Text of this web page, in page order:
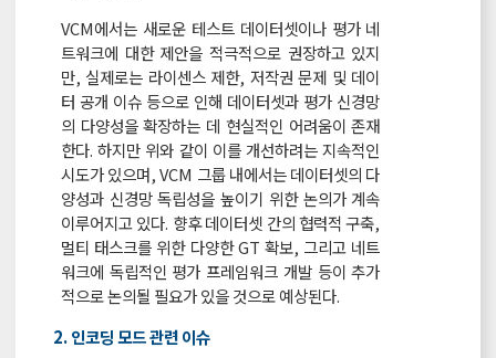
VCM에서는 새로운 테스트 데이터셋이나 평가 네
트워크에 대한 제안을 적극적으로 권장하고 있지
만, 실제로는 라이센스 제한, 저작권 문제 및 데이
터 공개 이슈 등으로 인해 데이터셋과 평가 신경망
의 다양성을 확장하는 데 현실적인 어려움이 존재
한다. 하지만 위와 같이 이를 개선하려는 지속적인
시도가 있으며, VCM 그룹 내에서는 데이터셋의 다
양성과 신경망 독립성을 높이기 위한 논의가 계속
이루어지고 있다. 향후 데이터셋 간의 협력적 구축,
멀티 태스크를 위한 다양한 GT 확보, 그리고 네트
워크에 독립적인 평가 프레임워크 개발 등이 추가
적으로 논의될 필요가 있을 것으로 예상된다.
2. 인코딩 모드 관련 이슈